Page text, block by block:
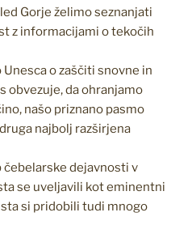
Gorje želimo seznanjati
z informacijami o tekočih
o zaščiti snovne in
obvezuje, da ohranjamo
našo priznano pasmo
najbolj razširjena
dejavnosti v
se uveljavili kot eminentni
si pridobili tudi mnogo